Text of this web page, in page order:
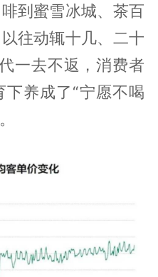
到蜜雪冰城、茶百
往动辄十几、二十
一去不返，消费者
养成了“宁愿不喝